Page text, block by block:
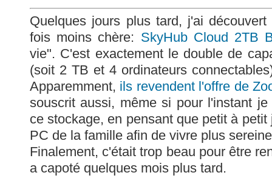
Quelques jours plus tard, j'ai
fois moins chère: SkyHub Cloud 2TB
vie". C'est exactement le double de
(soit 2 TB et 4 ordinateurs
Apparemment, ils revendent l'offre de
souscrit aussi, même si pour l'instant
ce stockage, en pensant que petit à
PC de la famille afin de vivre plus
Finalement, c'était trop beau pour être
a capoté quelques mois plus tard.